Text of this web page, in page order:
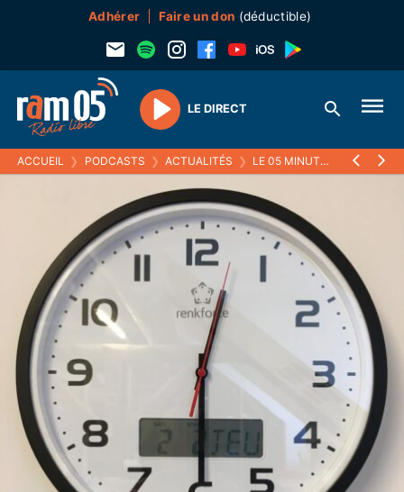
Adhérer Faire un don (déductible)
Play
LE DIRECT
ACCUEIL ❯ PODCASTS ❯ ACTUALITÉS ❯ LE 05 MINUTES 27